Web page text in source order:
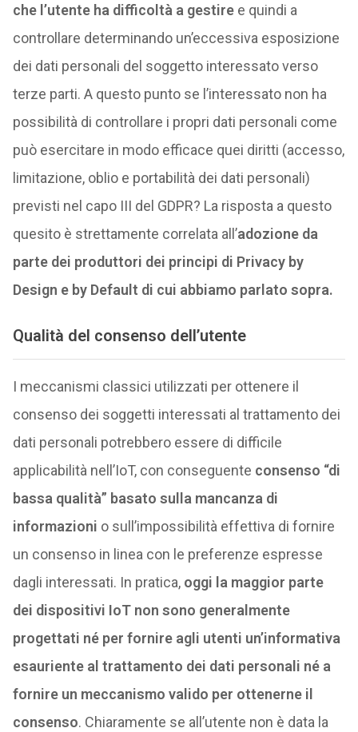
che l’utente ha difficoltà a gestiree quindi a
controllare determinando un’eccessiva esposizione
dei dati personali del soggetto interessato verso
terze parti. A questo punto se l’interessato non ha
possibilità di controllare i propri dati personali come
può esercitare in modo efficace quei diritti (accesso,
limitazione, oblio e portabilità dei dati personali)
previsti nel capo III del GDPR? La risposta a questo
quesito è strettamente correlata all’adozione da
parte dei produttori dei principi di Privacy by
Design e by Default di cui abbiamo parlato sopra.
Qualità del consenso dell’utente
I meccanismi classici utilizzati per ottenere il
consenso dei soggetti interessati al trattamento dei
dati personali potrebbero essere di difficile
applicabilità nell’IoT, con conseguente consenso “di
bassa qualità” basato sulla mancanza di
informazioni o sull’impossibilità effettiva di fornire
un consenso in linea con le preferenze espresse
dagli interessati. In pratica, oggi la maggior parte
dei dispositivi IoT non sono generalmente
progettati né per fornire agli utenti un’informativa
esauriente al trattamento dei dati personali né a
fornire un meccanismo valido per ottenerne il
consenso. Chiaramente se all’utente non è data la